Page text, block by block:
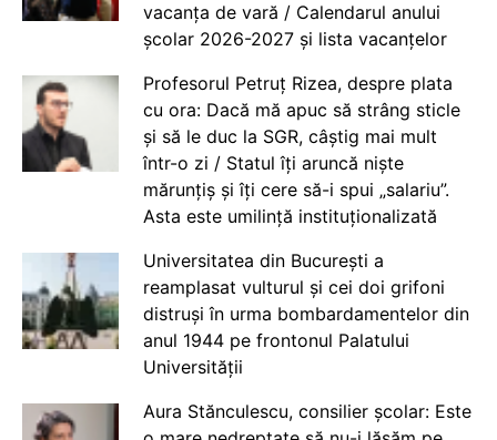
vacanța de vară / Calendarul anului
școlar 2026-2027 și lista vacanțelor
Profesorul Petruț Rizea, despre plata
cu ora: Dacă mă apuc să strâng sticle
și să le duc la SGR, câștig mai mult
într-o zi / Statul îți aruncă niște
mărunțiș și îți cere să-i spui „salariu”.
Asta este umilință instituționalizată
Universitatea din București a
reamplasat vulturul și cei doi grifoni
distruși în urma bombardamentelor din
anul 1944 pe frontonul Palatului
Universității
Aura Stănculescu, consilier școlar: Este